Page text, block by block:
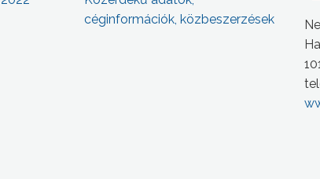
céginformációk, közbeszerzések